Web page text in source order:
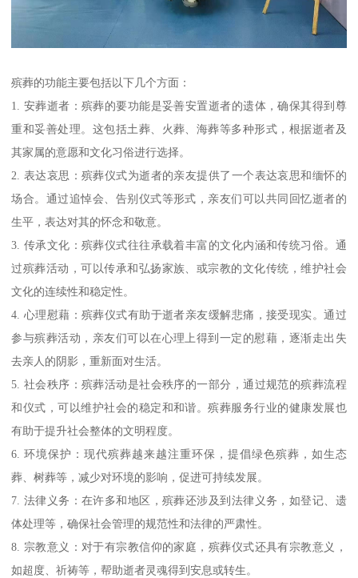
殡葬的功能主要包括以下几个方面：
1. 安葬逝者：殡葬的要功能是妥善安置逝者的遗体，确保其得到尊
重和妥善处理。这包括土葬、火葬、海葬等多种形式，根据逝者及
其家属的意愿和文化习俗进行选择。
2. 表达哀思：殡葬仪式为逝者的亲友提供了一个表达哀思和缅怀的
场合。通过追悼会、告别仪式等形式，亲友们可以共同回忆逝者的
生平，表达对其的怀念和敬意。
3. 传承文化：殡葬仪式往往承载着丰富的文化内涵和传统习俗。通
过殡葬活动，可以传承和弘扬家族、或宗教的文化传统，维护社会
文化的连续性和稳定性。
4. 心理慰藉：殡葬仪式有助于逝者亲友缓解悲痛，接受现实。通过
参与殡葬活动，亲友们可以在心理上得到一定的慰藉，逐渐走出失
去亲人的阴影，重新面对生活。
5. 社会秩序：殡葬活动是社会秩序的一部分，通过规范的殡葬流程
和仪式，可以维护社会的稳定和和谐。殡葬服务行业的健康发展也
有助于提升社会整体的文明程度。
6. 环境保护：现代殡葬越来越注重环保，提倡绿色殡葬，如生态
葬、树葬等，减少对环境的影响，促进可持续发展。
7. 法律义务：在许多和地区，殡葬还涉及到法律义务，如登记、遗
体处理等，确保社会管理的规范性和法律的严肃性。
8. 宗教意义：对于有宗教信仰的家庭，殡葬仪式还具有宗教意义，
如超度、祈祷等，帮助逝者灵魂得到安息或转生。